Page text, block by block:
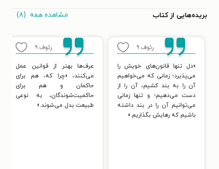
بریده‌هایی از کتاب مشاهده همه (۸)
رئوف ۹
«دل تنها قانون‌های خویش را
می‌پذیرد؛ زمانی که می‌خواهیم
آن را به بند کشیم، آن را از
دست می‌دهیم؛ و تنها زمانی
می‌توانیم آن را در بند داشته
باشیم که رهایش بگذاریم.»
رئوف ۹
عرف‌ها بهتر از قوانین عمل
می‌کنند، «چرا که، هم برای
حاکمان و هم برای
حاکمیت‌شوندگان، به نوعی
طبیعت بدل می‌شوند.»